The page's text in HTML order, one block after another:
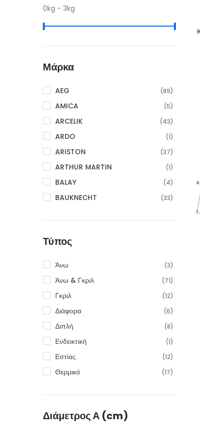
0kg - 3kg
Μάρκα
AEG (89)
AMICA (5)
ARCELIK (43)
ARDO (1)
ARISTON (37)
ARTHUR MARTIN (1)
BALAY (4)
BAUKNECHT (33)
BLOMBERG
DAVO (1)
DAVOLINE
Τύπος
Άνω (3)
Άνω & Γκριλ (71)
Γκριλ (12)
Διάφορα (6)
Διπλή (8)
Ενδεικτική (1)
Εστίας (12)
Θερμικό (17)
Κάλυμμα
Διάμετρος Α (cm)